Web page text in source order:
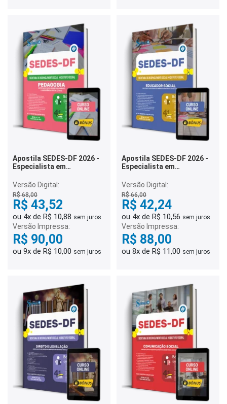
Apostila SEDES-DF 2026 -
Especialista em
Assistência Social (EDAS) -
Pedagogia
Versão Digital:
R$ 68,00
R$ 43,52
ou 4x de R$ 10,88 sem juros
Versão Impressa:
R$ 90,00
ou 9x de R$ 10,00 sem juros
Apostila SEDES-DF 2026 -
Especialista em
Assistência Social (EDAS) -
Educador Social
Versão Digital:
R$ 66,00
R$ 42,24
ou 4x de R$ 10,56 sem juros
Versão Impressa:
R$ 88,00
ou 8x de R$ 11,00 sem juros